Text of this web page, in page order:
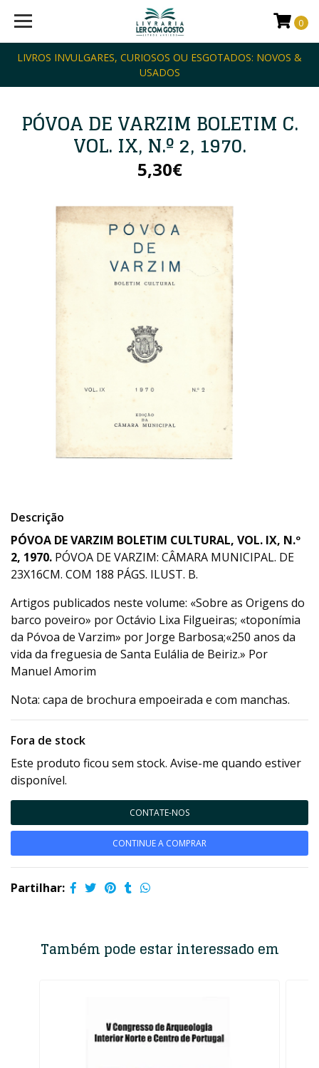
LIVROS INVULGARES, CURIOSOS OU ESGOTADOS: NOVOS &
USADOS
0
PÓVOA DE VARZIM BOLETIM C.
VOL. IX, N.º 2, 1970.
5,30€
Descrição
PÓVOA DE VARZIM BOLETIM CULTURAL, VOL. IX, N.º
2, 1970. PÓVOA DE VARZIM: CÂMARA MUNICIPAL. DE
23X16CM. COM 188 PÁGS. ILUST. B.
Artigos publicados neste volume: «Sobre as Origens do
barco poveiro» por Octávio Lixa Filgueiras; «toponímia
da Póvoa de Varzim» por Jorge Barbosa;«250 anos da
vida da freguesia de Santa Eulália de Beiriz.» Por
Manuel Amorim
Nota: capa de brochura empoeirada e com manchas.
Fora de stock
Este produto ficou sem stock. Avise-me quando estiver
disponível.
CONTATE-NOS
CONTINUE A COMPRAR
Partilhar:
Também pode estar interessado em